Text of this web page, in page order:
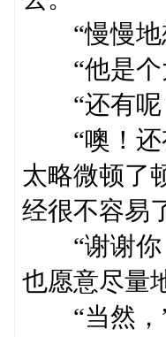
“慢慢地
“他是个大
“还有呢
“噢！还有
太略微顿了
经很不容易
“谢谢你，
也愿意尽量
“当然，”